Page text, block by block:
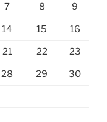
7 8 9
14 15 16
21 22 23
28 29 30